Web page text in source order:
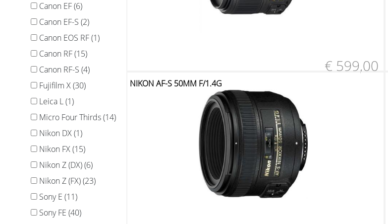
Canon EF (6)
Canon EF-S (2)
Canon EOS RF (1)
Canon RF (15)
Canon RF-S (4)
Fujifilm X (30)
Leica L (1)
Micro Four Thirds (14)
Nikon DX (1)
Nikon FX (15)
Nikon Z (DX) (6)
Nikon Z (FX) (23)
Sony E (11)
Sony FE (40)
€ 599,00
NIKON AF-S 50MM F/1.4G